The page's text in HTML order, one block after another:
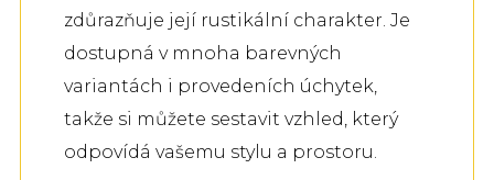
zdůrazňuje její rustikální charakter. Je
dostupná v mnoha barevných
variantách i provedeních úchytek,
takže si můžete sestavit vzhled, který
odpovídá vašemu stylu a prostoru.